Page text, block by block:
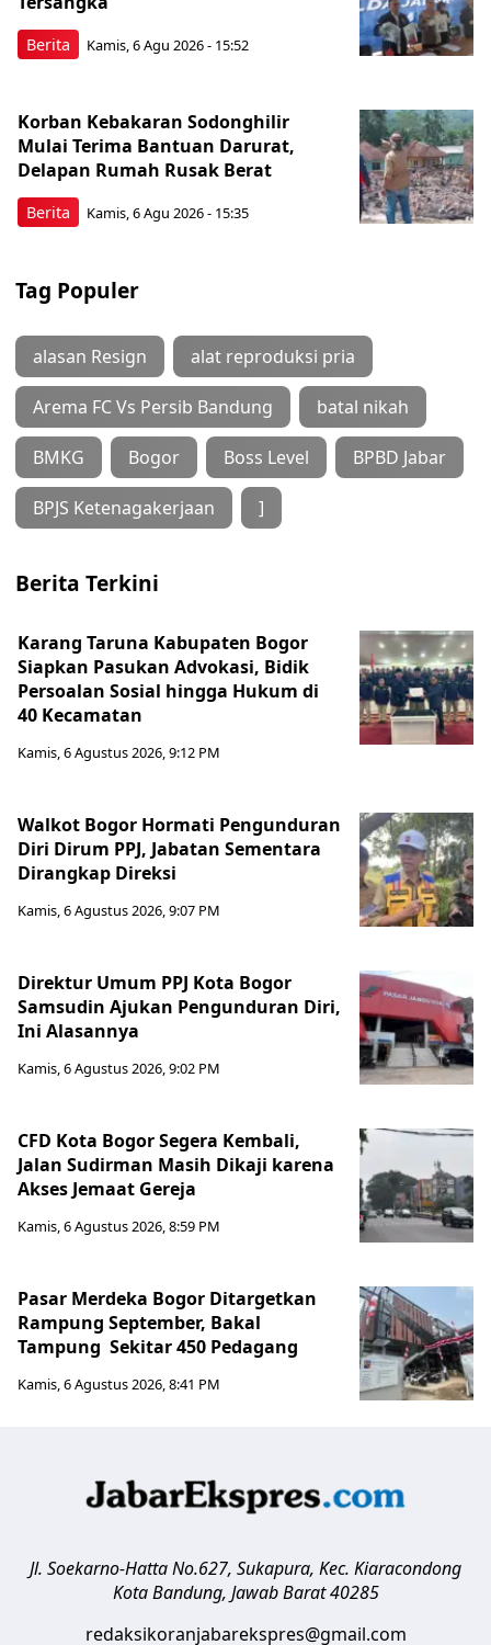
Berita Kamis, 6 Agu 2026 - 15:52
Berita
Korban Kebakaran Sodonghilir
Mulai Terima Bantuan Darurat,
Delapan Rumah Rusak Berat
Kamis, 6 Agu 2026 - 15:35
Tag Populer
alasan Resign alat reproduksi pria
Arema FC Vs Persib Bandung batal nikah
BMKG Bogor Boss Level BPBD Jabar
BPJS Ketenagakerjaan ]
Berita Terkini
Karang Taruna Kabupaten Bogor
Siapkan Pasukan Advokasi, Bidik
Persoalan Sosial hingga Hukum di
40 Kecamatan
Kamis, 6 Agustus 2026, 9:12 PM
Walkot Bogor Hormati Pengunduran
Diri Dirum PPJ, Jabatan Sementara
Dirangkap Direksi
Kamis, 6 Agustus 2026, 9:07 PM
Direktur Umum PPJ Kota Bogor
Samsudin Ajukan Pengunduran Diri,
Ini Alasannya
Kamis, 6 Agustus 2026, 9:02 PM
CFD Kota Bogor Segera Kembali,
Jalan Sudirman Masih Dikaji karena
Akses Jemaat Gereja
Kamis, 6 Agustus 2026, 8:59 PM
Pasar Merdeka Bogor Ditargetkan
Rampung September, Bakal
Tampung Sekitar 450 Pedagang
Kamis, 6 Agustus 2026, 8:41 PM
Jl. Soekarno-Hatta No.627, Sukapura, Kec. Kiaracondong
Kota Bandung, Jawab Barat 40285
redaksikoranjabarekspres@gmail.com